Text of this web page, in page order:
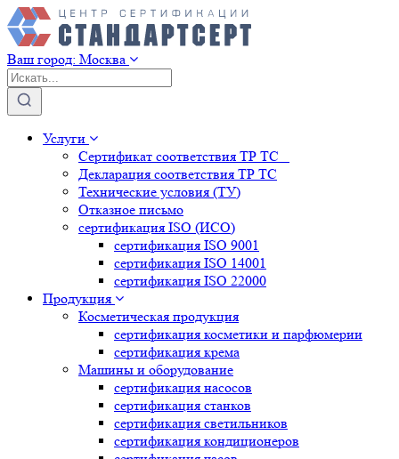
Ваш город: Москва
Услуги
Сертификат соответствия ТР ТС
Декларация соответствия ТР ТС
Технические условия (ТУ)
Отказное письмо
сертификация ISO (ИСО)
сертификация ISO 9001
сертификация ISO 14001
сертификация ISO 22000
Продукция
Косметическая продукция
сертификация косметики и парфюмерии
сертификация крема
Машины и оборудование
сертификация насосов
сертификация станков
сертификация светильников
сертификация кондиционеров